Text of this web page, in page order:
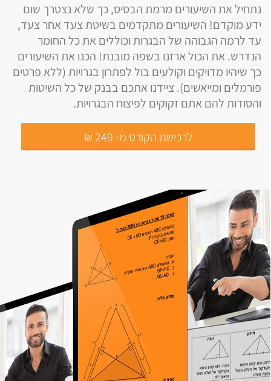
נתחיל את השיעורים מרמת הבסיס, כך שלא נצטרך שום
ידע מוקדם! השיעורים מתקדמים בשיטת צעד אחר צעד,
עד לרמה הגבוהה של הבגרות וכוללים את כל החומר
הנדרש. את הכול ארזנו בשפה מובנת! הכנו את השיעורים
כך שיהיו מדויקים וקולעים בול לפתרון בגרויות (ללא פרטים
פורמלים ומייאשים). ציידנו אתכם בבנק של כל השיטות
והסודות להם אתם זקוקים לפיצוח הבגרויות.
לרכישת הקורס מ- 249 ₪